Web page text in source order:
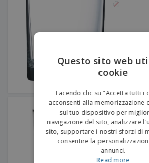
Tazza di
Questo sito web
cookie
Facendo clic su "Accetta tutti i
acconsenti alla memorizzazione
sul tuo dispositivo per
navigazione del sito, analizzare
sito, supportare i nostri sforzi di
consentire la
annunci.
Read more